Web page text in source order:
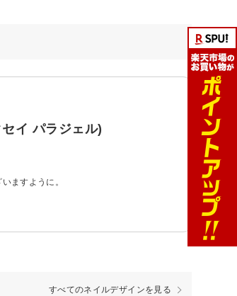
イ パラジェル)
ますように。
すべてのネイルデザインを見る